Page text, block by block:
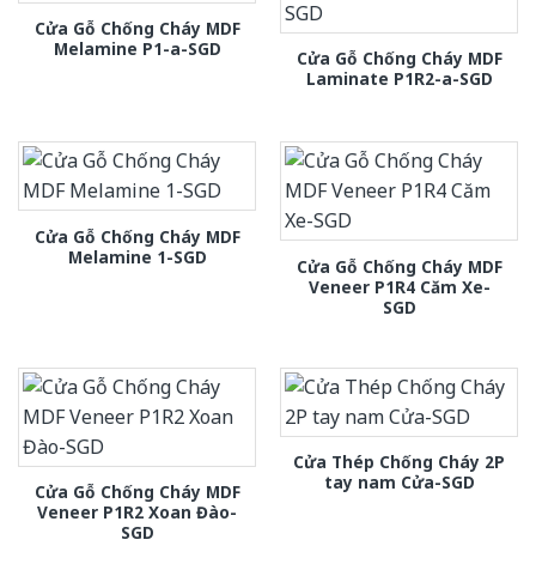
Cửa Gỗ Chống Cháy MDF
Melamine P1-a-SGD
Cửa Gỗ Chống Cháy MDF
Laminate P1R2-a-SGD
Cửa Gỗ Chống Cháy MDF
Melamine 1-SGD
Cửa Gỗ Chống Cháy MDF
Veneer P1R4 Căm Xe-
SGD
Cửa Gỗ Chống Cháy MDF
Veneer P1R2 Xoan Đào-
SGD
Cửa Thép Chống Cháy 2P
tay nam Cửa-SGD